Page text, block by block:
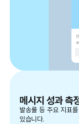
메시지 성과 측
발송률 등 주요 지표
있습니다.